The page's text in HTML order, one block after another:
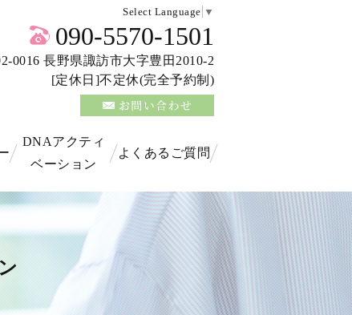
Select Language ▼
090-5570-1501
0016 長野県諏訪市大字豊田2010-2
[定休日]不定休(完全予約制)
DNAアクティ
ベーション
よくあるご質問